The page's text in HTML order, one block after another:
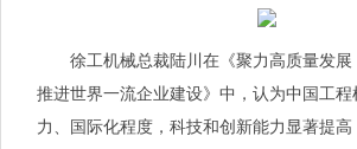
徐工机械总裁陆川在《聚力高质量发
推进世界一流企业建设》中，认为中国工程
力、国际化程度，科技和创新能力显著提